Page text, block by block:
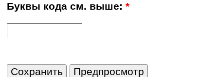
Буквы кода см. выше:*